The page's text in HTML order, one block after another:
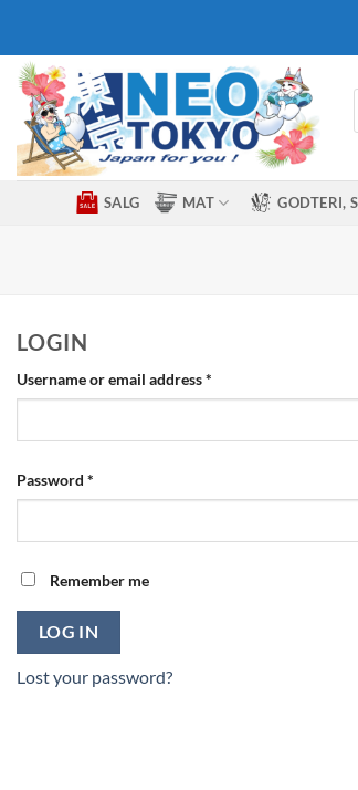
content
SALG MAT GODTERI,
LOGIN
Username or email address*
Password *
Remember me
LOG IN
Lost your password?